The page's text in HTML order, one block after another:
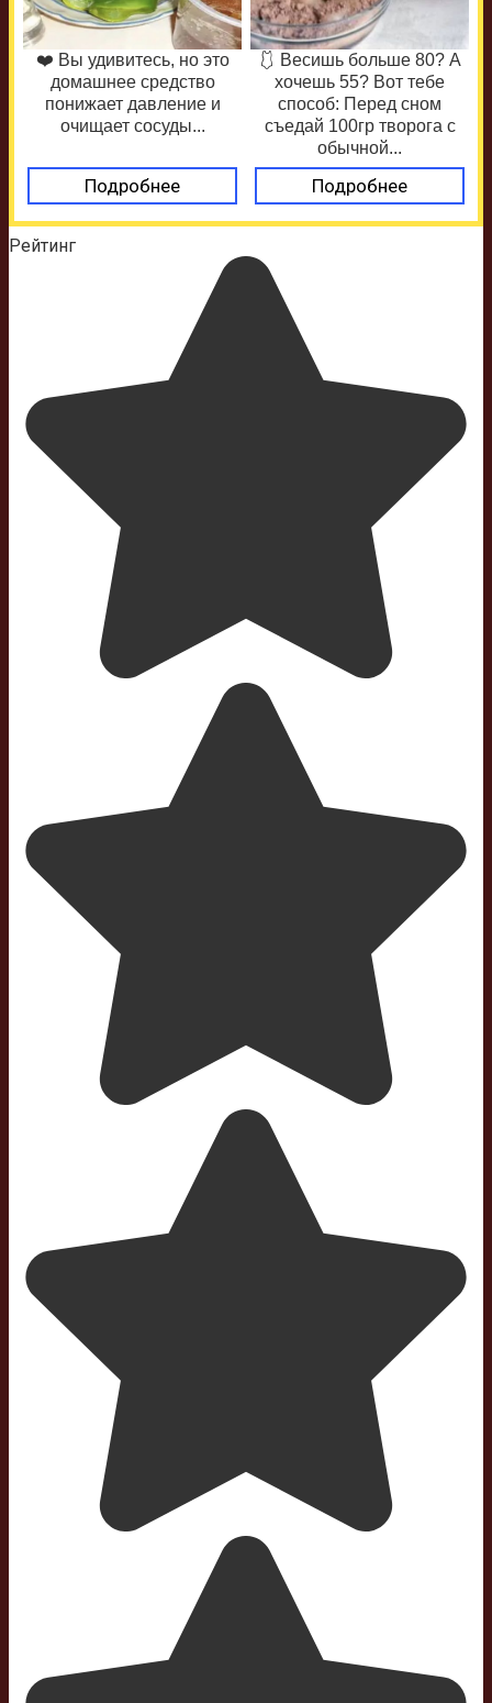
❤️ Вы удивитесь, но это
домашнее средство
понижает давление и
очищает сосуды...
Подробнее
🩱 Весишь больше 80? А
хочешь 55? Вот тебе
способ: Перед сном
съедай 100гр творога с
обычной...
Подробнее
Рейтинг